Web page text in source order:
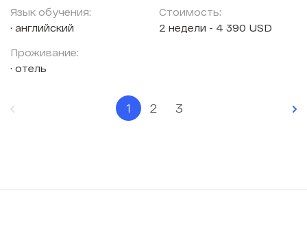
Язык обучения:
английский
Проживание:
отель
Стоимость:
2 недели - 4 390 USD
1 2 3